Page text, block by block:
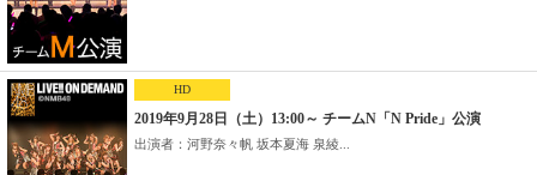
HD
2019年9月28日（土）13:00～ チームN「N Pride」公演
出演者：河野奈々帆 坂本夏海 泉綾...